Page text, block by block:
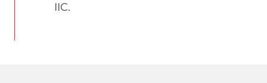
IIC.